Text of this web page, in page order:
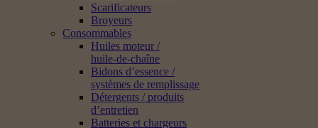
Scarificateurs
Broyeurs
Consommables
Huiles moteur /
huile-de-chaîne
Bidons d’essence /
systèmes de remplissage
Détergents / produits
d’entretien
Batteries et chargeurs